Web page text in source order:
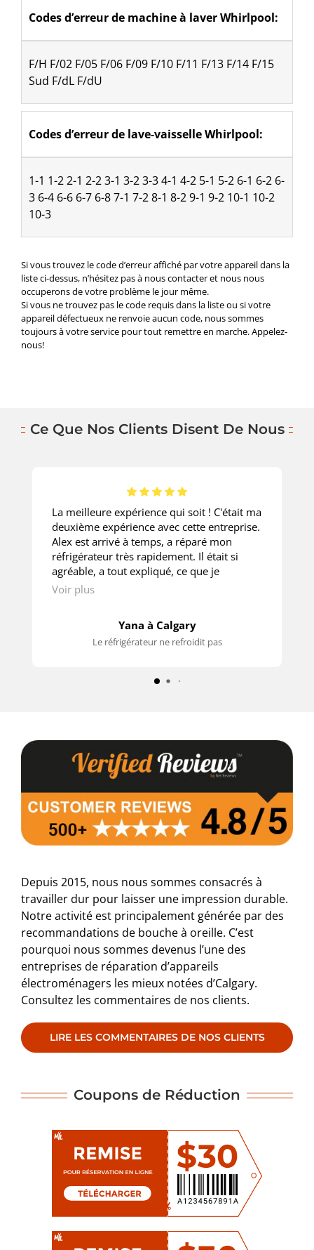
Codes d’erreur de machine à laver Whirlpool:
F/H F/02 F/05 F/06 F/09 F/10 F/11 F/13 F/14 F/15
Sud F/dL F/dU
Codes d’erreur de lave-vaisselle Whirlpool:
1-1 1-2 2-1 2-2 3-1 3-2 3-3 4-1 4-2 5-1 5-2 6-1 6-2 6-
3 6-4 6-6 6-7 6-8 7-1 7-2 8-1 8-2 9-1 9-2 10-1 10-2
10-3
Si vous trouvez le code d’erreur affiché par votre appareil dans la
liste ci-dessus, n’hésitez pas à nous contacter et nous nous
occuperons de votre problème le jour même.
Si vous ne trouvez pas le code requis dans la liste ou si votre
appareil défectueux ne renvoie aucun code, nous sommes
toujours à votre service pour tout remettre en marche. Appelez-
nous!
Ce Que Nos Clients Disent De Nous
La meilleure expérience qui soit ! C'était ma
deuxième expérience avec cette entreprise.
Alex est arrivé à temps, a réparé mon
réfrigérateur très rapidement. Il était si
agréable, a tout expliqué, ce que je
demandais. Le prix est super ! Merci
beaucoup!
Voir plus
Yana à Calgary
Le réfrigérateur ne refroidit pas
Depuis 2015, nous nous sommes consacrés à
travailler dur pour laisser une impression durable.
Notre activité est principalement générée par des
recommandations de bouche à oreille. C’est
pourquoi nous sommes devenus l’une des
entreprises de réparation d’appareils
électroménagers les mieux notées d’Calgary.
Consultez les commentaires de nos clients.
LIRE LES COMMENTAIRES DE NOS CLIENTS
Coupons de Réduction